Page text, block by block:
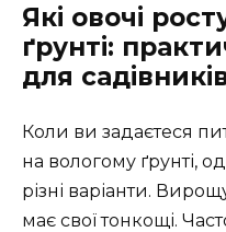
Які овочі
ґрунті:
для
Коли ви задаєтеся
на вологому ґрунті,
різні варіанти.
має свої тонкощі.